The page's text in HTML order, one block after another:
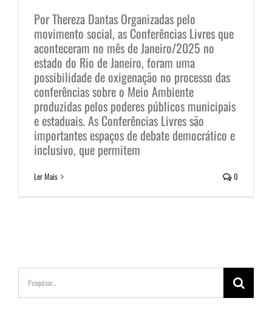
Por Thereza Dantas Organizadas pelo
movimento social, as Conferências Livres que
aconteceram no mês de Janeiro/2025 no
estado do Rio de Janeiro, foram uma
possibilidade de oxigenação no processo das
conferências sobre o Meio Ambiente
produzidas pelos poderes públicos municipais
e estaduais. As Conferências Livres são
importantes espaços de debate democrático e
inclusivo, que permitem
Ler Mais 0
Buscar
resultados
para: